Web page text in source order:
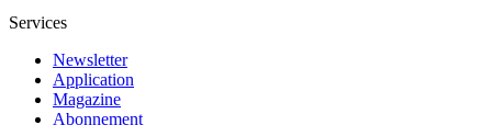
Services
Newsletter
Application
Magazine
Abonnement